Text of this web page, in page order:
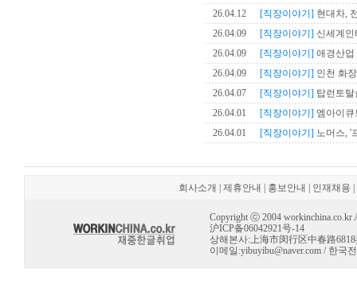
26.04.12
[직장이야기] 현대차,
26.04.09
[직장이야기] 신세계인
26.04.09
[직장이야기] 애경산업
26.04.09
[직장이야기] 인천 화
26.04.07
[직장이야기] 탑런토탈
26.04.01
[직장이야기] 엠아이큐
26.04.01
[직장이야기] 노머스, '
회사소개 제휴안내 홍보안내 인재채용
Copyright ⓒ 2004 workinchina.co.kr
沪ICP备06042921号-14
상해본사:上海市闵行区中春路6818
이메일:yibuyibu@naver.com/ 한국전